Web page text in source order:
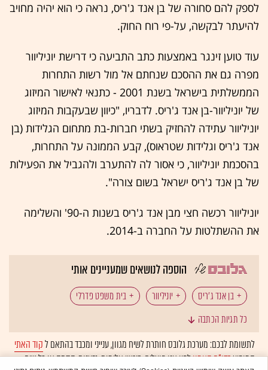
לספק להם סחורה של בן אנד ג'ריס, נראה כי הוא יהיה מחויב
להיעתר לבקשה, על-פי רוח החוק.
עוד טוען זינגר באמצעות כתב התביעה כי דרישת יוניליוור
מפרה גם את ההסכם שנחתם אל מול רשות התחרות
הממשלתית בישראל בשנת 2001 - כתנאי לאישור המיזוג
של יוניליוור-בן אנד ג'ריס. לדבריו, "כיוון שבעקבות המיזוג
יוניליוור עתידה להחזיק בשתי חברות-בת מתחום הגלידות (בן
אנד ג'ריס וגלידות שטראוס), קבע הממונה על התחרות,
בהסכמת יוניליוור, כי אסור לה להתערב ולהגביל את הפעילות
של בן אנד ג'ריס ישראל בשום צורה".
יוניליוור רכשה חצי מבן אנד ג'ריס בשנות ה-90' והשלימה
את ההשתלטות על החברה ב-2014.
הוספה לנושאים שמעניינים אותי
בן אנד ג'ריס יוניליוור בית משפט פדרלי
גלידות
כל תגיות הכתבה
לתשומת לבכם: מערכת גלובס חותרת לשיח מגוון, ענייני ומכבד בהתאם לקוד האתי
המופיעבדו"ח האמוןלפיו אנו פועלים. ביטויי אלימות, גזענות, הסתה או כל שיח